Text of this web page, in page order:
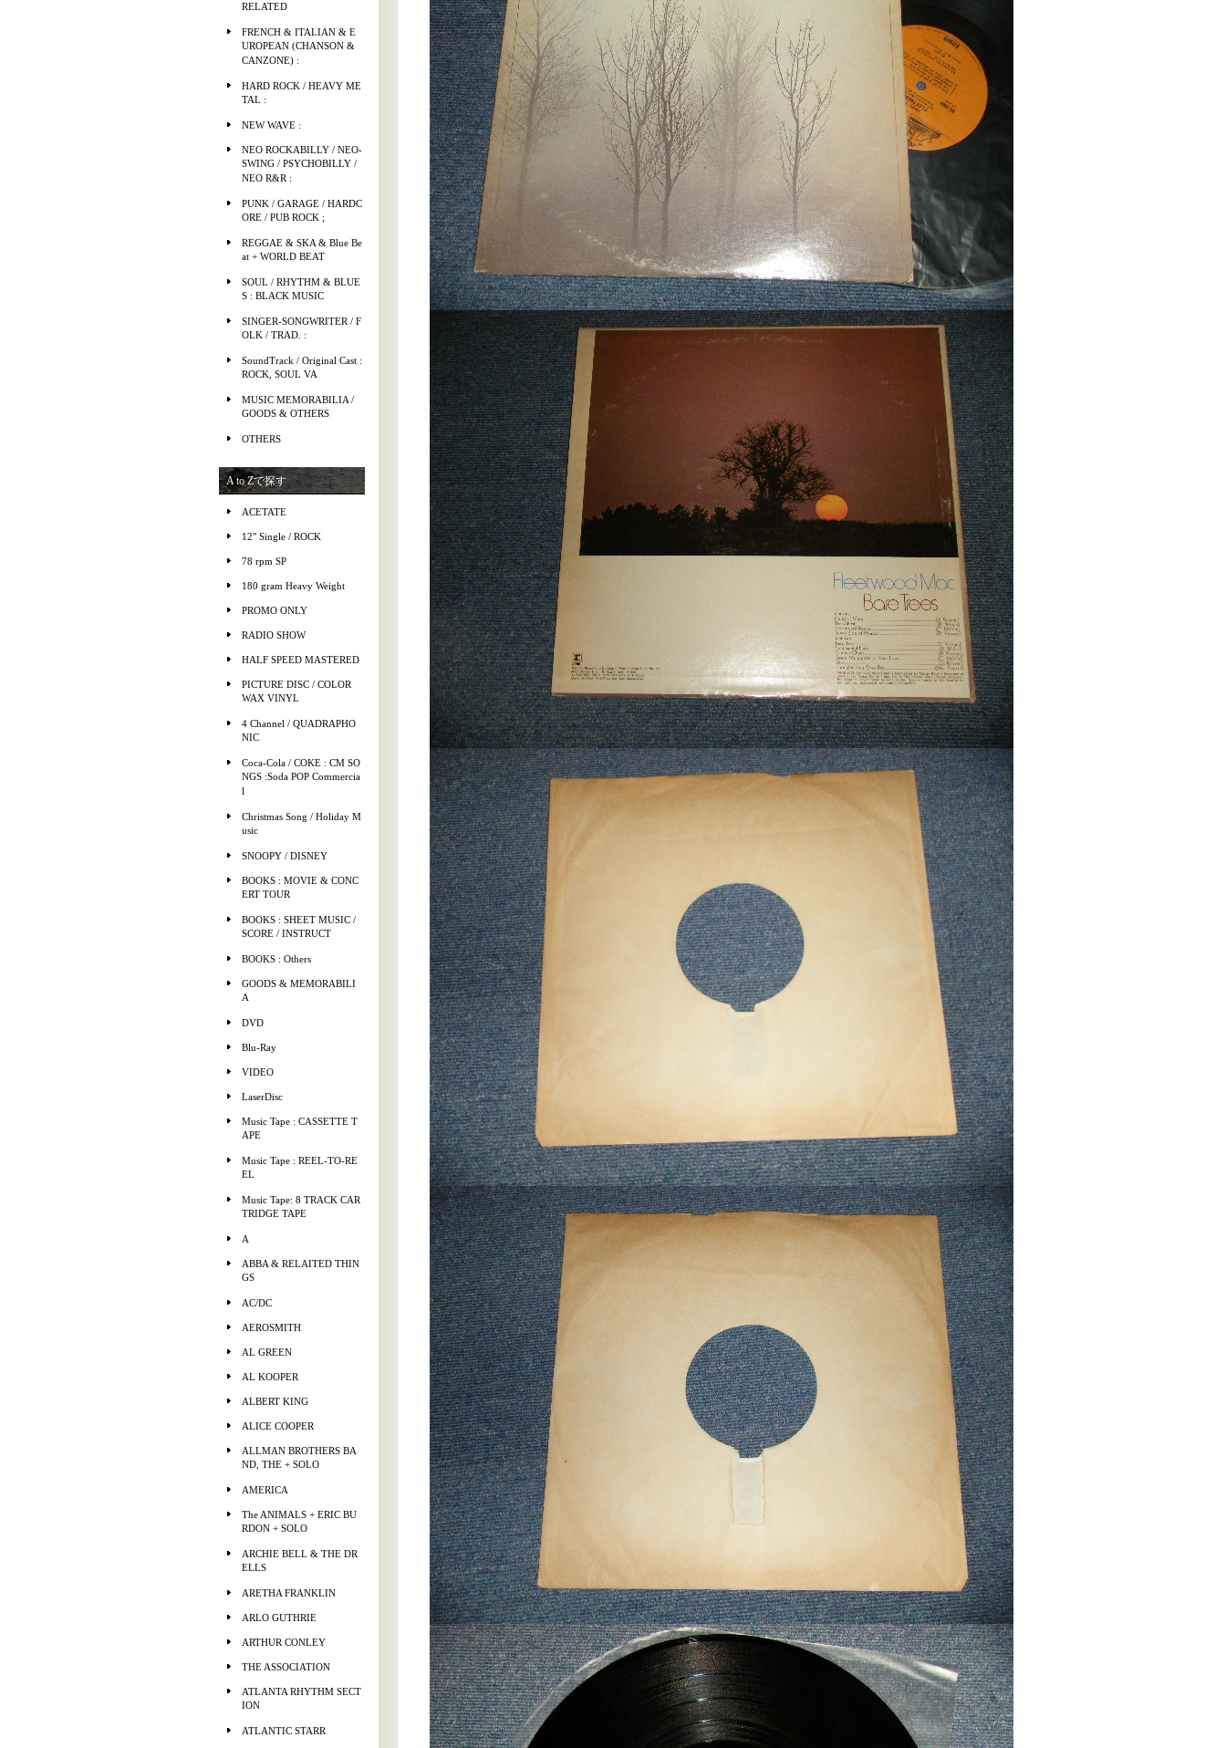
RELATED
FRENCH & ITALIAN & E
UROPEAN (CHANSON &
CANZONE) :
HARD ROCK / HEAVY ME
TAL :
NEW WAVE :
NEO ROCKABILLY / NEO-
SWING / PSYCHOBILLY /
NEO R&R :
PUNK / GARAGE / HARDC
ORE / PUB ROCK ;
REGGAE & SKA & Blue Be
at + WORLD BEAT
SOUL / RHYTHM & BLUE
S : BLACK MUSIC
SINGER-SONGWRITER / F
OLK / TRAD. :
SoundTrack / Original Cast :
ROCK, SOUL VA
MUSIC MEMORABILIA /
GOODS & OTHERS
OTHERS
A to Zで探す
ACETATE
12" Single / ROCK
78 rpm SP
180 gram Heavy Weight
PROMO ONLY
RADIO SHOW
HALF SPEED MASTERED
PICTURE DISC / COLOR
WAX VINYL
4 Channel / QUADRAPHO
NIC
Coca-Cola / COKE : CM SO
NGS :Soda POP Commercia
l
Christmas Song / Holiday M
usic
SNOOPY / DISNEY
BOOKS : MOVIE & CONC
ERT TOUR
BOOKS : SHEET MUSIC /
SCORE / INSTRUCT
BOOKS : Others
GOODS & MEMORABILI
A
DVD
Blu-Ray
VIDEO
LaserDisc
Music Tape : CASSETTE T
APE
Music Tape : REEL-TO-RE
EL
Music Tape: 8 TRACK CAR
TRIDGE TAPE
A
ABBA & RELAITED THIN
GS
AC/DC
AEROSMITH
AL GREEN
AL KOOPER
ALBERT KING
ALICE COOPER
ALLMAN BROTHERS BA
ND, THE + SOLO
AMERICA
The ANIMALS + ERIC BU
RDON + SOLO
ARCHIE BELL & THE DR
ELLS
ARETHA FRANKLIN
ARLO GUTHRIE
ARTHUR CONLEY
THE ASSOCIATION
ATLANTA RHYTHM SECT
ION
ATLANTIC STARR